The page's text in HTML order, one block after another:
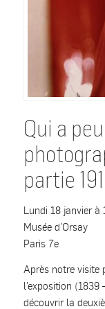
Qui a
partie
Lundi 18 janvier à
Musée d’Orsay
Paris 7e
Après notre visite
l’exposition
découvrir la